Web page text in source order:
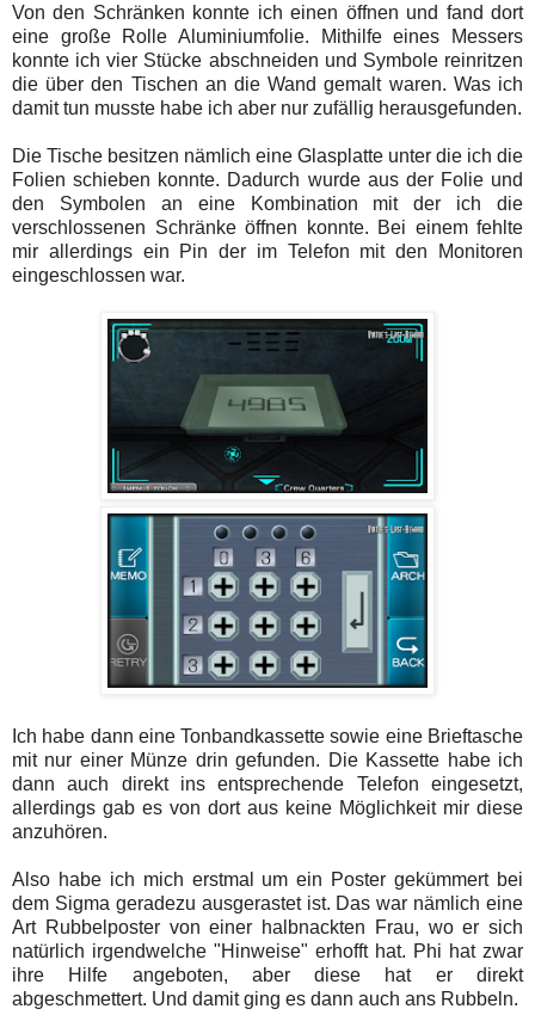
Von den Schränken konnte ich einen öffnen und fand dort
eine große Rolle Aluminiumfolie. Mithilfe eines Messers
konnte ich vier Stücke abschneiden und Symbole reinritzen
die über den Tischen an die Wand gemalt waren. Was ich
damit tun musste habe ich aber nur zufällig herausgefunden.
Die Tische besitzen nämlich eine Glasplatte unter die ich die
Folien schieben konnte. Dadurch wurde aus der Folie und
den Symbolen an eine Kombination mit der ich die
verschlossenen Schränke öffnen konnte. Bei einem fehlte
mir allerdings ein Pin der im Telefon mit den Monitoren
eingeschlossen war.
Ich habe dann eine Tonbandkassette sowie eine Brieftasche
mit nur einer Münze drin gefunden. Die Kassette habe ich
dann auch direkt ins entsprechende Telefon eingesetzt,
allerdings gab es von dort aus keine Möglichkeit mir diese
anzuhören.
Also habe ich mich erstmal um ein Poster gekümmert bei
dem Sigma geradezu ausgerastet ist. Das war nämlich eine
Art Rubbelposter von einer halbnackten Frau, wo er sich
natürlich irgendwelche "Hinweise" erhofft hat. Phi hat zwar
ihre Hilfe angeboten, aber diese hat er direkt
abgeschmettert. Und damit ging es dann auch ans Rubbeln.